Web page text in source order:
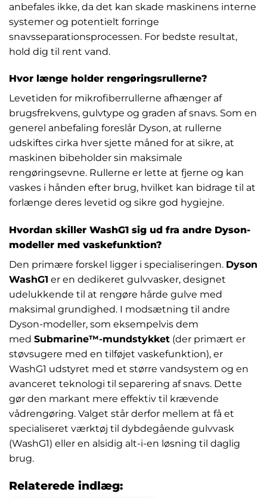
anbefales ikke, da det kan skade maskinens interne
systemer og potentielt forringe
snavsseparationsprocessen. For bedste resultat,
hold dig til rent vand.
Hvor længe holder rengøringsrullerne?
Levetiden for mikrofiberrullerne afhænger af
brugsfrekvens, gulvtype og graden af snavs. Som en
generel anbefaling foreslår Dyson, at rullerne
udskiftes cirka hver sjette måned for at sikre, at
maskinen bibeholder sin maksimale
rengøringsevne. Rullerne er lette at fjerne og kan
vaskes i hånden efter brug, hvilket kan bidrage til at
forlænge deres levetid og sikre god hygiejne.
Hvordan skiller WashG1 sig ud fra andre Dyson-
modeller med vaskefunktion?
Den primære forskel ligger i specialiseringen. Dyson
WashG1 er en dedikeret gulvvasker, designet
udelukkende til at rengøre hårde gulve med
maksimal grundighed. I modsætning til andre
Dyson-modeller, som eksempelvis dem
med Submarine™-mundstykket (der primært er
støvsugere med en tilføjet vaskefunktion), er
WashG1 udstyret med et større vandsystem og en
avanceret teknologi til separering af snavs. Dette
gør den markant mere effektiv til krævende
vådrengøring. Valget står derfor mellem at få et
specialiseret værktøj til dybdegående gulvvask
(WashG1) eller en alsidig alt-i-en løsning til daglig
brug.
Relaterede indlæg: